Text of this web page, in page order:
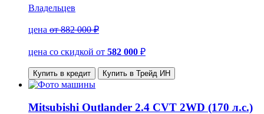
Владельцев
цена от 882 000 ₽
цена со скидкой от 582 000 ₽
Купить в кредит Купить в Трейд ИН
Mitsubishi Outlander 2.4 CVT 2WD (170 л.с.)